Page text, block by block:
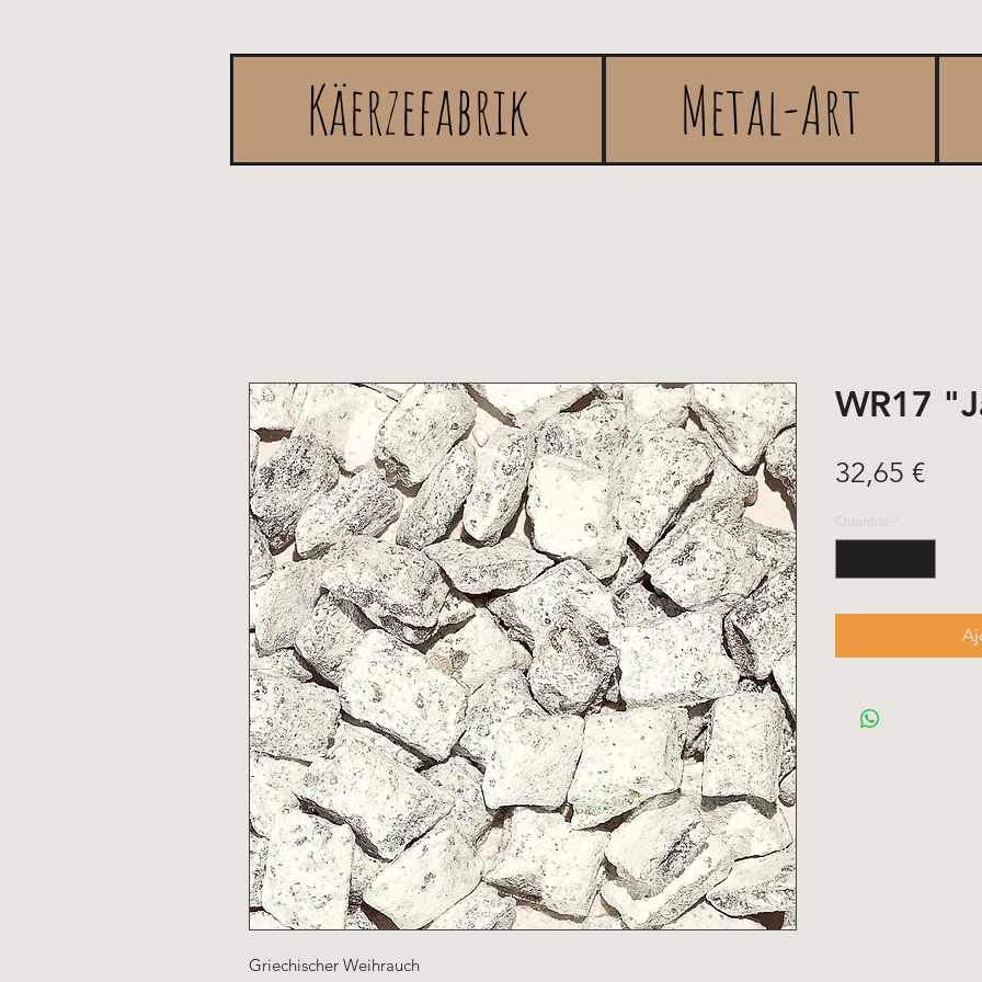
Käerzefabrik Metal-Art
Griechischer Weihrauch
WR17
32,65 €Prix
Quantité